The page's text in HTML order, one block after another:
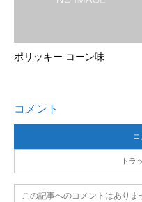
ポリッキー コーン味
コメント
トラ
この記事へのコメントはありま